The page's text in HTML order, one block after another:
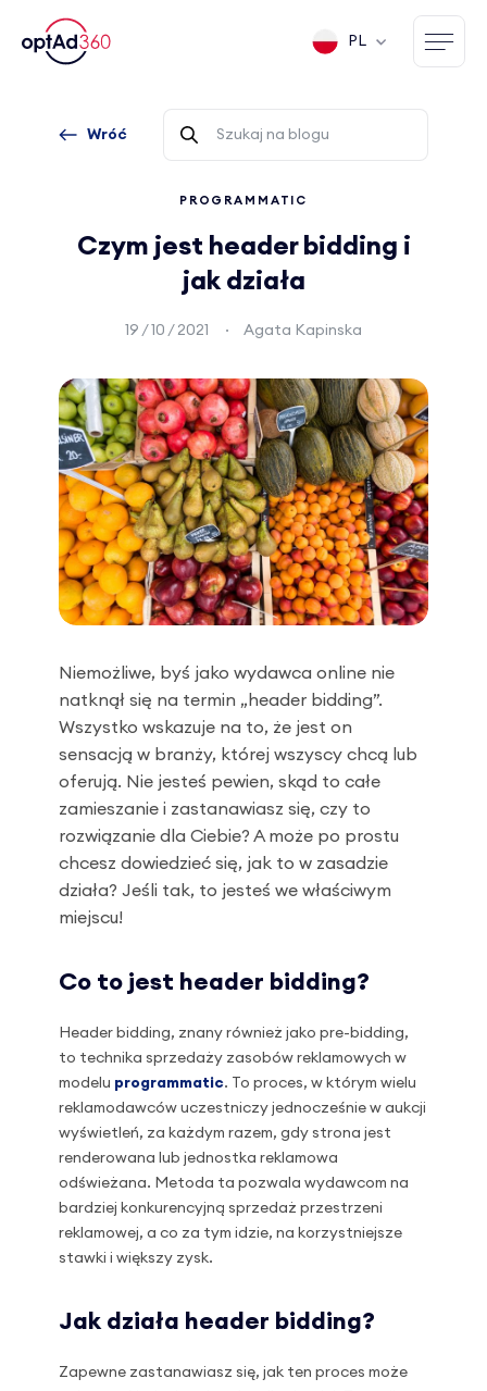
PL
Wróć
PROGRAMMATIC
Czym jest header bidding i
jak działa
19 / 10 / 2021 Agata Kapinska
Niemożliwe, byś jako wydawca online nie
natknął się na termin „header bidding”.
Wszystko wskazuje na to, że jest on
sensacją w branży, której wszyscy chcą lub
oferują. Nie jesteś pewien, skąd to całe
zamieszanie i zastanawiasz się, czy to
rozwiązanie dla Ciebie? A może po prostu
chcesz dowiedzieć się, jak to w zasadzie
działa? Jeśli tak, to jesteś we właściwym
miejscu!
Co to jest header bidding?
Header bidding, znany również jako pre-bidding,
to technika sprzedaży zasobów reklamowych w
modelu programmatic. To proces, w którym wielu
reklamodawców uczestniczy jednocześnie w aukcji
wyświetleń, za każdym razem, gdy strona jest
renderowana lub jednostka reklamowa
odświeżana. Metoda ta pozwala wydawcom na
bardziej konkurencyjną sprzedaż przestrzeni
reklamowej, a co za tym idzie, na korzystniejsze
stawki i większy zysk.
Jak działa header bidding?
Zapewne zastanawiasz się, jak ten proces może